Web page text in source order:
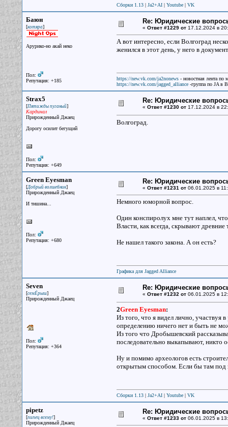
Сборки 1.13| Ja2+AI| Youtube| VK
Баюн
[котяра]
Арурико-но акай неко
Пол:
Репутация: +185
Re: Юридические
« Ответ #1229 от17.12.2024 в
А вот интересно, если Волгоград
женился в этот день, у него в
https://new.vk.com/ja2nonews- новостная лента по
https://new.vk.com/jagged_alliance-группа по JA в
Strax5
[Пятижды пуганый]
Кардинал
Прирожденный Джаец
Дорогу осилит бегущий
Пол:
Репутация: +649
Re: Юридические
« Ответ #1230 от17.12.2024 в
Волгоград.
Green Eyesman
[Добрый волшебник]
Прирожденный Джаец
И тишина...
Пол:
Репутация: +680
Re: Юридические
« Ответ #1231 от06.01.2025 в
Немного юморной вопрос.
Один конспиролух мне тут наплел,
Власти, как всегда, скрывают древние
Не нашел такого закона. А он есть?
Графика для Jagged Alliance
Seven
[семЁрыш]
Прирожденный Джаец
Пол:
Репутация: +364
Re: Юридические
« Ответ #1232 от06.01.2025 в
2Green Eyesman:
Из того, что я видел лично, участвуя
определению ничего нет и быть не
Из того что Дробышевский
последовательно выкапывают, никто
Ну и помимо археологов есть
открытым способом. Если бы там под
Сборки 1.13| Ja2+AI| Youtube| VK
pipetz
[пипец всему!]
Прирожденный Джаец
Re: Юридические
« Ответ #1233 от06.01.2025 в